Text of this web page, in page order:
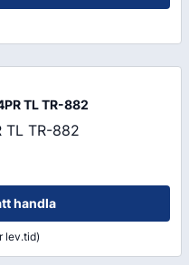
TL TR-882
TL TR-882
handla
lev.tid)